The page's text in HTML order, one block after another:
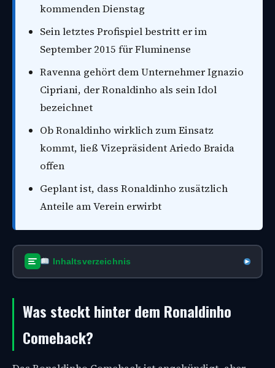
kommenden Dienstag
Sein letztes Profispiel bestritt er im
September 2015 für Fluminense
Ravenna gehört dem Unternehmer Ignazio
Cipriani, der Ronaldinho als sein Idol
bezeichnet
Ob Ronaldinho wirklich zum Einsatz
kommt, ließ Vizepräsident Ariedo Braida
offen
Geplant ist, dass Ronaldinho zusätzlich
Anteile am Verein erwirbt
Inhaltsverzeichnis
Was steckt hinter dem Ronaldinho
Comeback?